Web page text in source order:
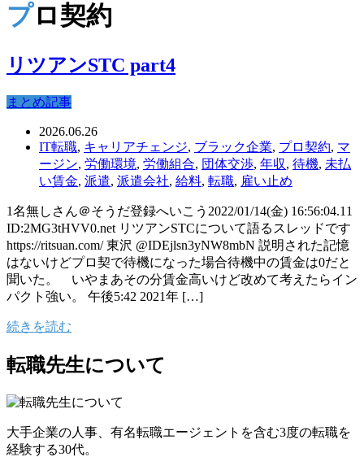
プロ契約
リツアンSTC part4
まとめ記事
2026.06.26
IT転職, キャリアチェンジ, ブラック企業, プロ契約, マ
ージン, 労働環境, 労働組合, 団体交渉, 年収, 待機, 未払
い賃金, 派遣, 派遣会社, 給料, 転職, 雇い止め
1名無しさん＠そうだ登録へいこう2022/01/14(金) 16:56:04.11
ID:2MG3tHVV0.net リツアンSTCについて語るスレッドです
https://ritsuan.com/ 東沢 @IDEjlsn3yNW8mbN 説明された記憶
はないけどプロ契で待機になった場合待機中の賃金は0だと
聞いた。 いやまあその分賃金高いけど改めて考えたらイン
パクト強い。 午後5:42 2021年 […]
続きを読む
転職先生について
大手企業の人事、有名転職エージェントを含む3度の転職を
経験する30代。